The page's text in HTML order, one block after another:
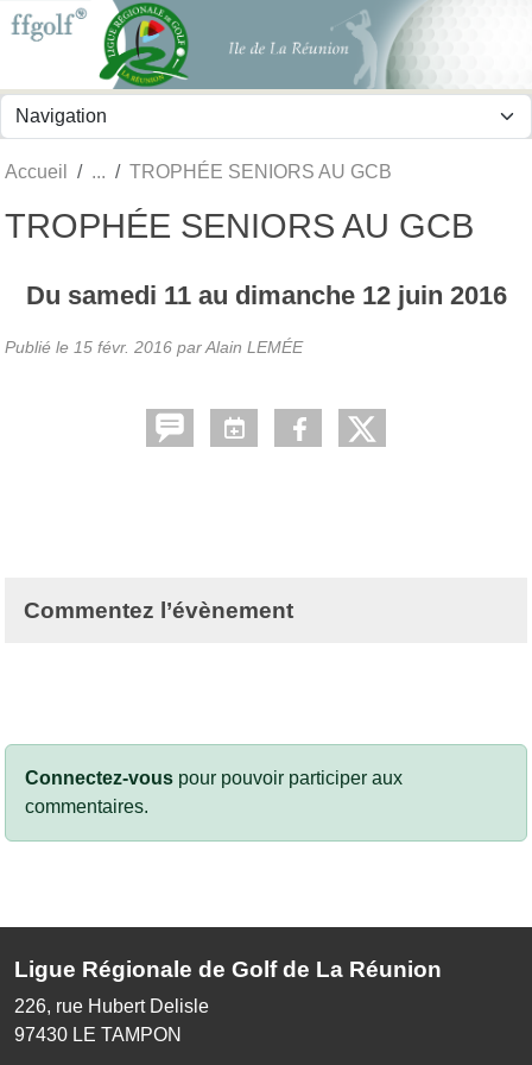
Accueil TROPHÉE SENIORS AU GCB
TROPHÉE SENIORS AU GCB
Du samedi 11au dimanche 12 juin 2016
Publié le 15 févr. 2016 parAlain LEMÉE
Commentez l’évènement
Connectez-vous pour pouvoir participer aux
commentaires.
Ligue Régionale de Golf de La Réunion
226, rue Hubert Delisle
97430 LE TAMPON
Panneau de gestion des cookies